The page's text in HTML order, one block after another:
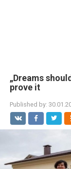
„Dreams
prove it
Published by: